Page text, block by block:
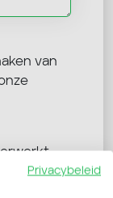
van
via
Privacybeleid